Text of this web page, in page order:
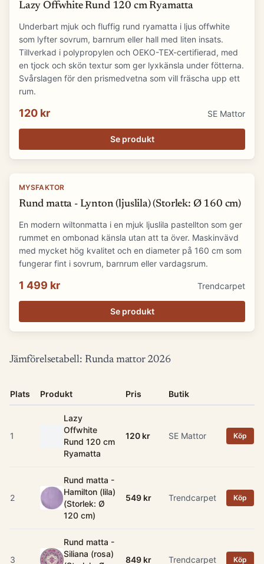
Lazy Offwhite Rund 120 cm Ryamatta
Underbart mjuk och fluffig rund ryamatta i ljus offwhite
som lyfter sovrum, barnrum eller hall med liten insats.
Tillverkad i polypropylen och OEKO-TEX-certifierad, med
en tjock och skön textur som ger lyxkänsla under fötterna.
Svårslagen för den prismedvetna som vill fräscha upp ett
rum.
120 kr SE Mattor
Se produkt
MYSFAKTOR
Rund matta - Lynton (ljuslila) (Storlek: Ø 160 cm)
En modern wiltonmatta i en mjuk ljuslila pastellton som ger
rummet en ombonad känsla utan att ta över. Maskinvävd
med mycket hög kvalitet och en diameter på 160 cm som
fungerar fint i sovrum, barnrum eller vardagsrum.
1 499 kr Trendcarpet
Se produkt
Jämförelsetabell: Runda mattor 2026
Plats Produkt Pris Butik
1
Lazy
Offwhite
Rund 120 cm
Ryamatta
120 kr SE Mattor Köp
2
Rund matta -
Hamilton (lila)
(Storlek: Ø
120 cm)
549 kr Trendcarpet Köp
3
Rund matta -
Siliana (rosa)
849 kr Trendcarpet Köp